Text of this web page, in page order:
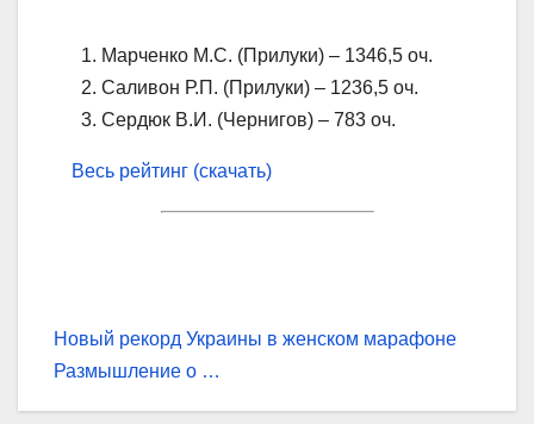
Марченко М.С. (Прилуки) – 1346,5 оч.
Саливон Р.П. (Прилуки) – 1236,5 оч.
Сердюк В.И. (Чернигов) – 783 оч.
Весь рейтинг (скачать)
Навігація
Новый рекорд Украины в женском марафоне
Размышление о …